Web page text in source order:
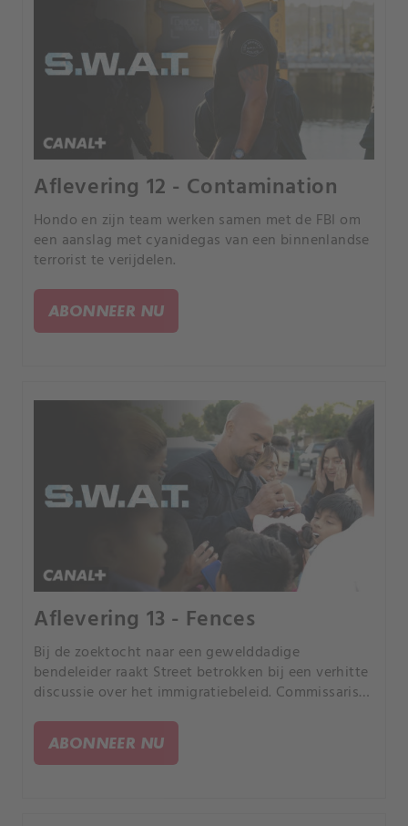
Aflevering 12 - Contamination
Hondo en zijn team werken samen met de FBI om
een aanslag met cyanidegas van een binnenlandse
terrorist te verijdelen.
ABONNEER NU
Aflevering 13 - Fences
Bij de zoektocht naar een gewelddadige
bendeleider raakt Street betrokken bij een verhitte
discussie over het immigratiebeleid. Commissaris
Hondo en Jessica.
ABONNEER NU